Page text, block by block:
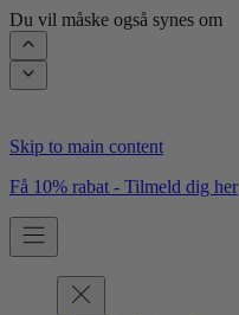
Du vil måske også synes om
Skip to main content
Få 10% rabat - Tilmeld dig her